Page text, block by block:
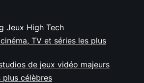
Jeux High Tech
TV et séries les plus
de jeux vidéo majeurs
plus célèbres